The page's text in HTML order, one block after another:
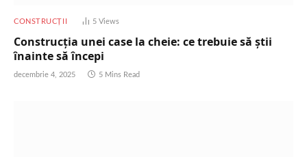
CONSTRUCȚII 5Views
Construcția unei case la cheie: ce trebuie să știi
înainte să începi
decembrie 4, 2025 5 Mins Read